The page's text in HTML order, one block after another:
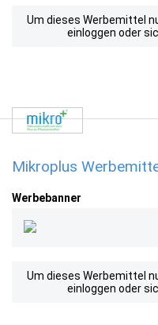
Um dieses Werbemittel
einloggen oder
Mikroplus
Werbebanner
Um dieses Werbemittel
einloggen oder